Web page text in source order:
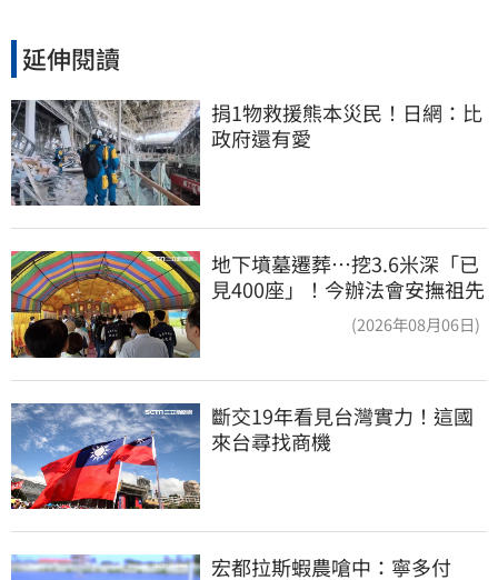
延伸閱讀
捐1物救援熊本災民！日網：比
政府還有愛
地下墳墓遷葬…挖3.6米深「已
見400座」！今辦法會安撫祖先
(2026年08月06日)
斷交19年看見台灣實力！這國
來台尋找商機
宏都拉斯蝦農嗆中：寧多付